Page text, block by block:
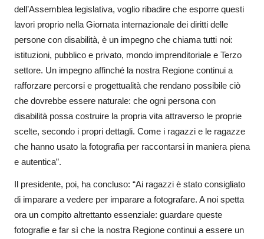
dell’Assemblea legislativa, voglio ribadire che esporre questi
lavori proprio nella Giornata internazionale dei diritti delle
persone con disabilità, è un impegno che chiama tutti noi:
istituzioni, pubblico e privato, mondo imprenditoriale e Terzo
settore. Un impegno affinché la nostra Regione continui a
rafforzare percorsi e progettualità che rendano possibile ciò
che dovrebbe essere naturale: che ogni persona con
disabilità possa costruire la propria vita attraverso le proprie
scelte, secondo i propri dettagli. Come i ragazzi e le ragazze
che hanno usato la fotografia per raccontarsi in maniera piena
e autentica”.
Il presidente, poi, ha concluso: “Ai ragazzi è stato consigliato
di imparare a vedere per imparare a fotografare. A noi spetta
ora un compito altrettanto essenziale: guardare queste
fotografie e far sì che la nostra Regione continui a essere un